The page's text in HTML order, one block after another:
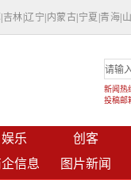
吉林 |辽宁 内蒙古 宁夏 青海
新闻热
投稿邮
娱乐 创客
信息 图片新闻